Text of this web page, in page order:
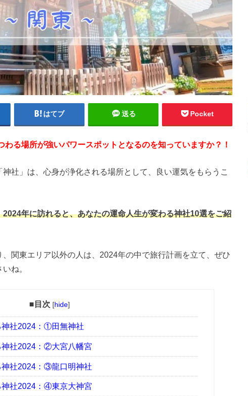
はてブ 送る Pocket
る場所が強いパワースポットとなるのを知っていますか？！
社」は、心身が浄化される場所として、良い運気をもらうこ
年に訪れると、あなたの運命人生が変わる神社10選をご紹
関東エリア以外の人は、2024年の中で旅行計画を立て、ぜひ
ね。
■目次 [hide]
神社2024：①田無神社
神社2024：②大宮八幡宮
神社2024：③龍口明神社
神社2024：④東京大神宮